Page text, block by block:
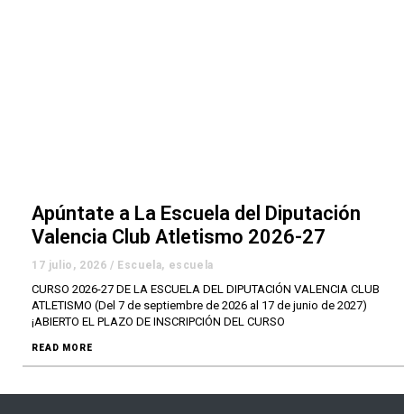
Apúntate a La Escuela del Diputación
Valencia Club Atletismo 2026-27
17 julio, 2026 / Escuela, escuela
CURSO 2026-27 DE LA ESCUELA DEL DIPUTACIÓN VALENCIA CLUB
ATLETISMO (Del 7 de septiembre de 2026 al 17 de junio de 2027)
¡ABIERTO EL PLAZO DE INSCRIPCIÓN DEL CURSO
READ MORE